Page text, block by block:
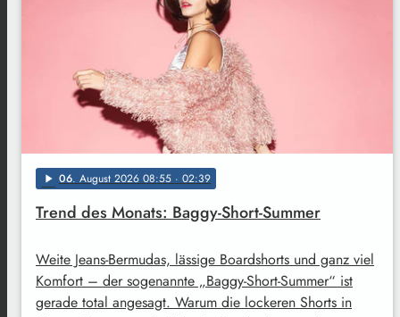
play_arrow 06. August 2026 08:55 · 02:39
Trend des Monats: Baggy-Short-Summer
Weite Jeans-Bermudas, lässige Boardshorts und ganz viel
Komfort – der sogenannte „Baggy-Short-Summer“ ist
gerade total angesagt. Warum die lockeren Shorts in